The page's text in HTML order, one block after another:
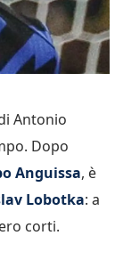
Antonio
Dopo
Anguissa, è
Lobotka: a
corti.